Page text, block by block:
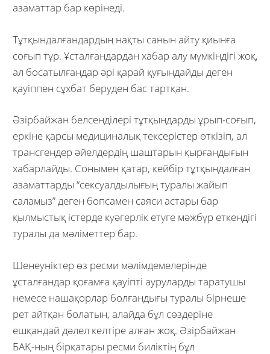
азаматтар бар көрінеді.
Тұтқындалғандардың нақты санын айту қиынға
соғып тұр. Ұсталғандардан хабар алу мүмкіндігі жоқ,
ал босатылғандар әрі қарай қуғындайды деген
қауіппен сұхбат беруден бас тартқан.
Әзірбайжан белсенділері тұтқындарды ұрып-соғып,
еркіне қарсы медициналық тексерістер өткізіп, ал
трансгендер әйелдердің шаштарын қырғандығын
хабарлайды. Сонымен қатар, кейбір тұтқындалған
азаматтарды “сексуалдылығың туралы жайып
саламыз” деген бопсамен саяси астары бар
қылмыстық істерде куәгерлік етуге мәжбүр еткендігі
туралы да мәліметтер бар.
Шенеуніктер өз ресми мәлімдемелерінде
ұсталғандар қоғамға қауіпті ауруларды таратушы
немесе нашақорлар болғандығы туралы бірнеше
рет айтқан болатын, алайда бұл сөздеріне
ешқандай дәлел келтіре алған жоқ. Әзірбайжан
БАҚ-ның бірқатары ресми биліктің бұл